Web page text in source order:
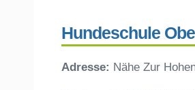
Hundeschule
Adresse: Nähe Zur